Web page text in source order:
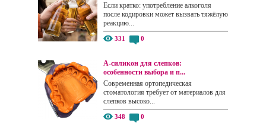
Если кратко: употребление алкоголя
после кодировки может вызвать тяжёлую
реакцию...
331 0
А-силикон для слепков:
особенности выбора и п...
Современная ортопедическая
стоматология требует от материалов для
слепков высоко...
348 0